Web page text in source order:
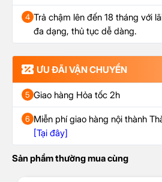
4 Trả chậm lên đến 18 tháng với
đa dạng, thủ tục dễ dàng.
ƯU ĐÃI VẬN CHUYỂN
5 Giao hàng Hỏa tốc 2h
6 Miễn phí giao hàng nội thành
[Tại đây]
Sản phẩm thường mua cùng